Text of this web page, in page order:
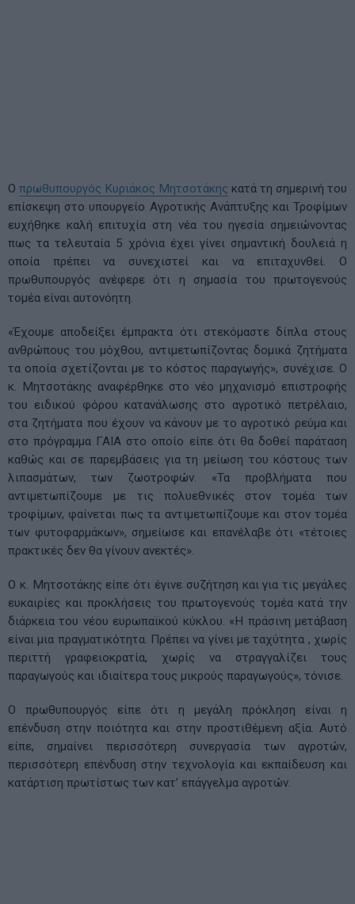
Ο πρωθυπουργός Κυριάκος Μητσοτάκης κατά τη σημερινή του
επίσκεψη στο υπουργείο Αγροτικής Ανάπτυξης και Τροφίμων
ευχήθηκε καλή επιτυχία στη νέα του ηγεσία σημειώνοντας
πως τα τελευταία 5 χρόνια έχει γίνει σημαντική δουλειά η
οποία πρέπει να συνεχιστεί και να επιταχυνθεί. Ο
πρωθυπουργός ανέφερε ότι η σημασία του πρωτογενούς
τομέα είναι αυτονόητη.
«Έχουμε αποδείξει έμπρακτα ότι στεκόμαστε δίπλα στους
ανθρώπους του μόχθου, αντιμετωπίζοντας δομικά ζητήματα
τα οποία σχετίζονται με το κόστος παραγωγής», συνέχισε. Ο
κ. Μητσοτάκης αναφέρθηκε στο νέο μηχανισμό επιστροφής
του ειδικού φόρου κατανάλωσης στο αγροτικό πετρέλαιο,
στα ζητήματα που έχουν να κάνουν με το αγροτικό ρεύμα και
στο πρόγραμμα ΓΑΙΑ στο οποίο είπε ότι θα δοθεί παράταση
καθώς και σε παρεμβάσεις για τη μείωση του κόστους των
λιπασμάτων, των ζωοτροφών. «Τα προβλήματα που
αντιμετωπίζουμε με τις πολυεθνικές στον τομέα των
τροφίμων, φαίνεται πως τα αντιμετωπίζουμε και στον τομέα
των φυτοφαρμάκων», σημείωσε και επανέλαβε ότι «τέτοιες
πρακτικές δεν θα γίνουν ανεκτές».
Ο κ. Μητσοτάκης είπε ότι έγινε συζήτηση και για τις μεγάλες
ευκαιρίες και προκλήσεις του πρωτογενούς τομέα κατά την
διάρκεια του νέου ευρωπαϊκού κύκλου. «Η πράσινη μετάβαση
είναι μια πραγματικότητα. Πρέπει να γίνει με ταχύτητα , χωρίς
περιττή γραφειοκρατία, χωρίς να στραγγαλίζει τους
παραγωγούς και ιδιαίτερα τους μικρούς παραγωγούς», τόνισε.
Ο πρωθυπουργός είπε ότι η μεγάλη πρόκληση είναι η
επένδυση στην ποιότητα και στην προστιθέμενη αξία. Αυτό
είπε, σημαίνει περισσότερη συνεργασία των αγροτών,
περισσότερη επένδυση στην τεχνολογία και εκπαίδευση και
κατάρτιση πρωτίστως των κατ’ επάγγελμα αγροτών.